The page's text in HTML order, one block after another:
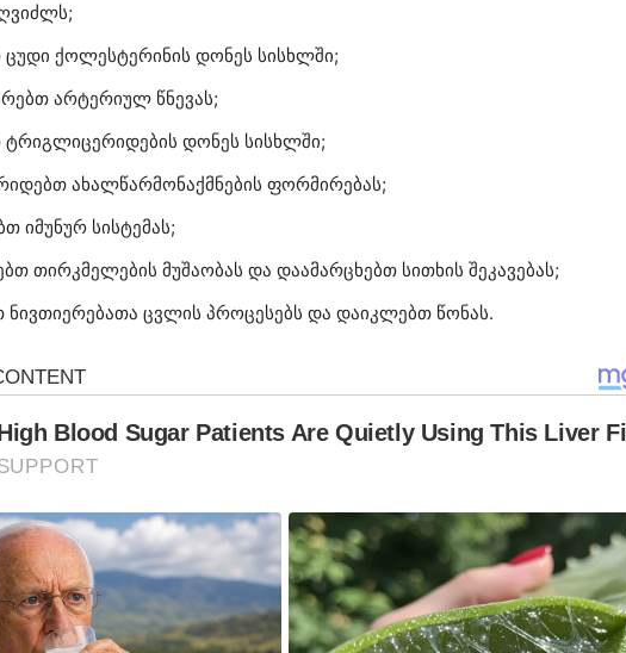
ცუდი ქოლესტერინის დონეს სისხლში;
არტერიულ წნევას;
ტრიგლიცერიდების დონეს სისხლში;
ახალწარმონაქმნების ფორმირებას;
იმუნურ სისტემას;
თირკმელების მუშაობას და დაამარცხებთ სითხის შეკავებას;
ნივთიერებათა ცვლის პროცესებს და დაიკლებთ წონას.